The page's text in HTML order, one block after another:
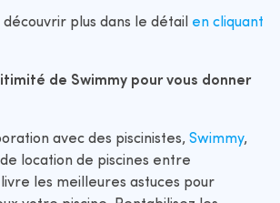
découvrir plus dans le détail en cliquant
de Swimmy pour vous donner
avec des piscinistes, Swimmy,
location de piscines entre
les meilleures astuces pour